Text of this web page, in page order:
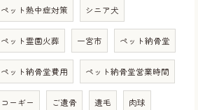
ペット熱中症対策 シニア犬
ペット霊園火葬 一宮市 ペット納骨堂
ペット納骨堂費用 ペット納骨堂営業時間
コーギー ご遺骨 遺毛 肉球